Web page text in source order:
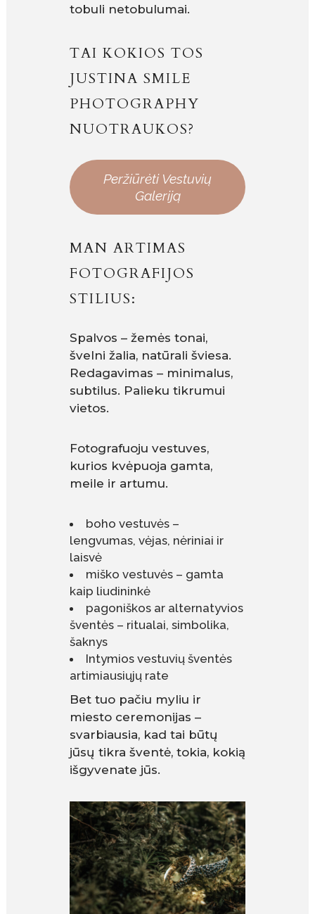
tobuli netobulumai.
TAI KOKIOS TOS
JUSTINA SMILE
PHOTOGRAPHY
NUOTRAUKOS?
Peržiūrėti Vestuvių
Galeriją
MAN ARTIMAS
FOTOGRAFIJOS
STILIUS:
Spalvos – žemės tonai,
švelni žalia, natūrali šviesa.
Redagavimas – minimalus,
subtilus. Palieku tikrumui
vietos.
Fotografuoju vestuves,
kurios kvėpuoja gamta,
meile ir artumu.
boho vestuvės –
lengvumas, vėjas, nėriniai ir
laisvė
miško vestuvės – gamta
kaip liudininkė
pagoniškos ar alternatyvios
šventės – ritualai, simbolika,
šaknys
Intymios vestuvių šventės
artimiausiųjų rate
Bet tuo pačiu myliu ir
miesto ceremonijas –
svarbiausia, kad tai būtų
jūsų tikra šventė, tokia, kokią
išgyvenate jūs.